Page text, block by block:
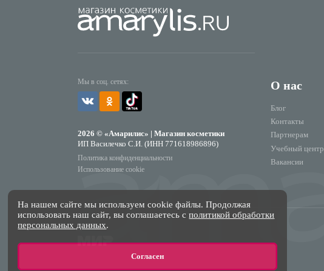
Мы в соц. сетях:
2026 © «Амарилис» | Магазин косметики
ИП Василечко С.И. (ИНН 771618986896)
Политика конфиденциальности
Использование cookie
О нас
Блог
Контакты
Партнерам
Учебный центр
Вакансии
На нашем сайте мы используем cookie файлы. Продолжая
использовать наш сайт, вы соглашаетесь сполитикой обработки
персональных данных.
Согласен